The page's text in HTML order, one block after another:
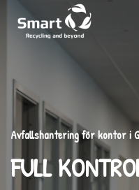
Avfallshantering för kontor i
FULL